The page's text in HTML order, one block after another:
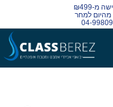
מ-₪499
למחר